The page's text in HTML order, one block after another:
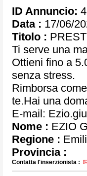
ID Annuncio:
Data : 17/06/
Titolo :
Ti serve una
Ottieni fino a
senza stress.
Rimborsa
te.Hai una
E-mail:
Nome : EZIO
Regione :
Provincia :
Contatta l'inserzionista :